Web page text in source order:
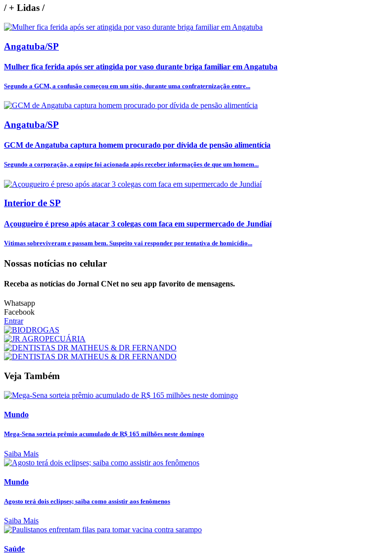
/+ Lidas /
Angatuba/SP
Mulher fica ferida após ser atingida por vaso durante briga familiar em Angatuba
Segundo a GCM, a confusão começou em um sítio, durante uma confraternização entre...
Angatuba/SP
GCM de Angatuba captura homem procurado por dívida de pensão alimentícia
Segundo a corporação, a equipe foi acionada após receber informações de que um homem...
Interior de SP
Açougueiro é preso após atacar 3 colegas com faca em supermercado de Jundiaí
Vítimas sobreviveram e passam bem. Suspeito vai responder por tentativa de homicídio...
Nossas notícias no celular
Receba as notícias do Jornal CNet no seu app favorito de mensagens.
Whatsapp
Facebook
Entrar
Veja Também
Mundo
Mega-Sena sorteia prêmio acumulado de R$ 165 milhões neste domingo
Saiba Mais
Mundo
Agosto terá dois eclipses; saiba como assistir aos fenômenos
Saiba Mais
Saúde